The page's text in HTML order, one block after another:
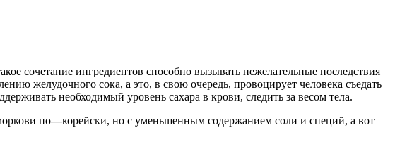
сочетание ингредиентов способно вызывать нежелательные последствия
желудочного сока, а это, в свою очередь, провоцирует человека съедать
необходимый уровень сахара в крови, следить за весом тела.
по—корейски, но с уменьшенным содержанием соли и специй, а вот